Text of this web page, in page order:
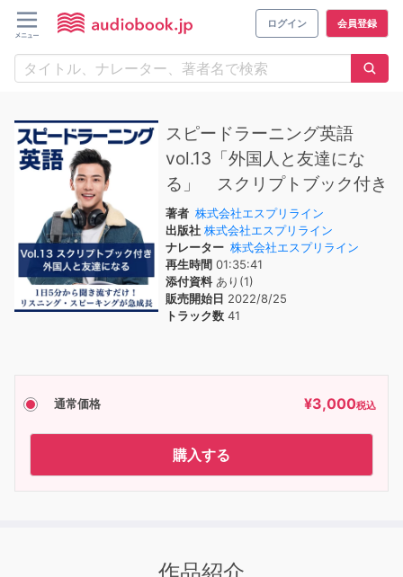
ログイン 会員登録
スピードラーニング英語
vol.13「外国人と友達にな
る」 スクリプトブック付き
著者 株式会社エスプリライン
出版社 株式会社エスプリライン
ナレーター 株式会社エスプリライン
再生時間 01:35:41
添付資料あり(1)
販売開始日 2022/8/25
トラック数 41
通常価格 ¥3,000税込
購入する
作品紹介